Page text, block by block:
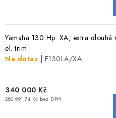
Doprava a platba Servis
Yamaha 130 Hp: XA, extra
el. trim
Na dotaz
| F130LA/XA
340 000 Kč
280 991,74 Kč bez DPH